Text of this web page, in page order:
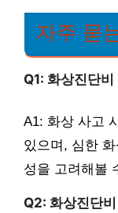
자주 묻
Q1: 화상진단
A1: 화상 사고
있으며, 심한
성을 고려해볼
Q2: 화상진단